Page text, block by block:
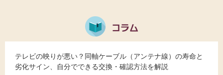
テレビの映りが悪い？同軸ケーブル（アンテナ線）の寿命と
劣化サイン、自分でできる交換・確認方法を解説